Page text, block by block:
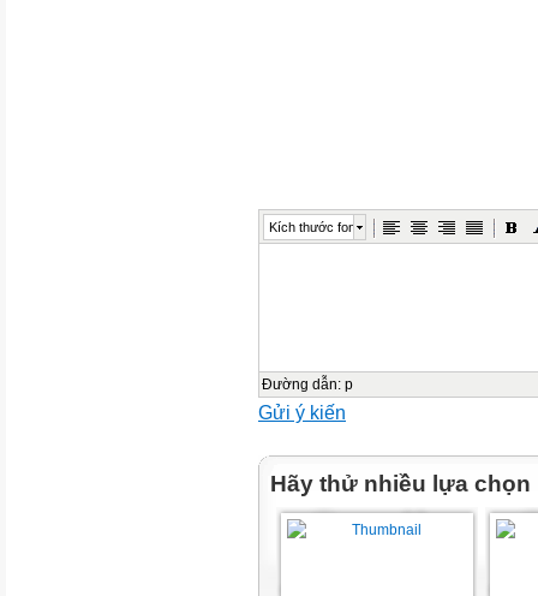
Kích thước font
Đường dẫn: p
Gửi ý kiến
Hãy thử nhiều lựa chọn